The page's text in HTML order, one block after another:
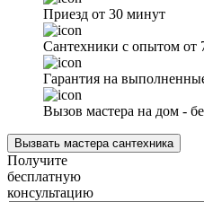
Приезд от 30 минут
Сантехники с опытом от
Гарантия на
Вызов мастера на дом -
Вызвать мастера сантехника
Получите
бесплатную
консультацию